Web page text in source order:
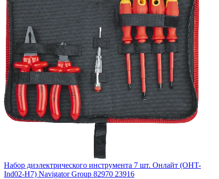
Набор диэлектрического инструмента 7 шт. Онлайт (OHT-
Ind02-H7) Navigator Group 82970 23916